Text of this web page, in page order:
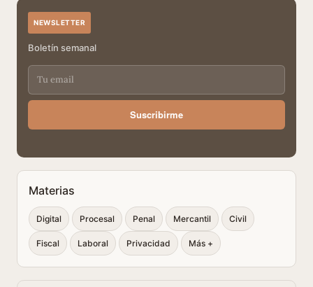
NEWSLETTER
Boletín semanal
Suscribirme
Materias
Digital Procesal Penal Mercantil Civil
Fiscal Laboral Privacidad Más +